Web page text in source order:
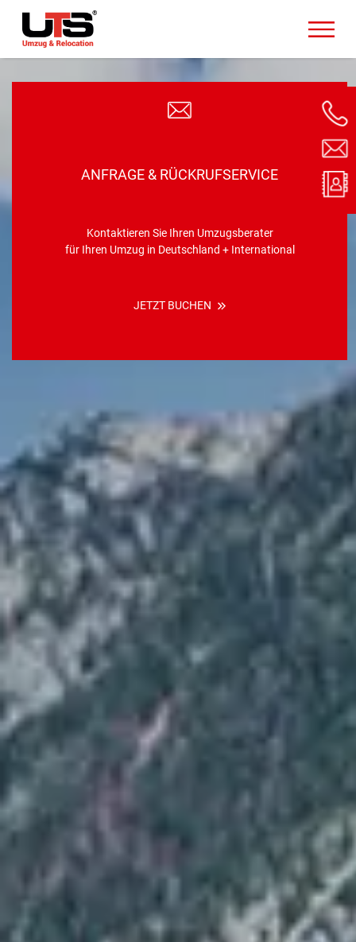
ANFRAGE & RÜCKRUFSERVICE
Kontaktieren Sie Ihren Umzugsberater
für Ihren Umzug in Deutschland + International
JETZT BUCHEN